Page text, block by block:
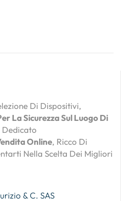
Di Dispositivi,
La Sicurezza Sul Luogo Di
Dedicato
Online, Ricco Di
Nella Scelta Dei Migliori
& C. SAS